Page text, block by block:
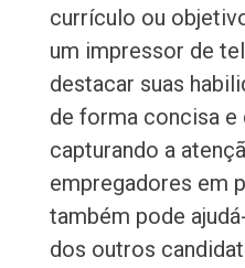
currículo ou
um impressor de
destacar suas
de forma concisa e
capturando a
empregadores em
também pode
dos outros